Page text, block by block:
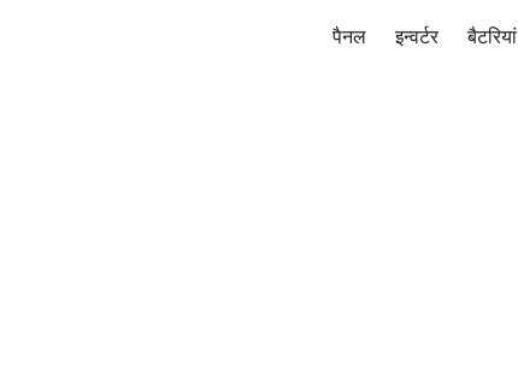
पैनल इन्वर्टर बैटरियां